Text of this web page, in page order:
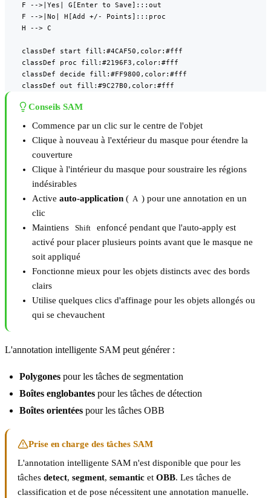
    F -->|Yes| G[Enter to Save]:::out
    F -->|No| H[Add +/- Points]:::proc
    H --> C
    classDef start fill:#4CAF50,color:#fff
    classDef proc fill:#2196F3,color:#fff
    classDef decide fill:#FF9800,color:#fff
    classDef out fill:#9C27B0,color:#fff
Conseils SAM
Commence par un clic sur le centre de l'objet
Clique à nouveau à l'extérieur du masque pour étendre la
couverture
Clique à l'intérieur du masque pour soustraire les régions
indésirables
Active auto-application ( A ) pour une annotation en un
clic
Maintiens
Shift
enfoncé pendant que l'auto-apply est
activé pour placer plusieurs points avant que le masque ne
soit appliqué
Fonctionne mieux pour les objets distincts avec des bords
clairs
Utilise quelques clics d'affinage pour les objets allongés ou
qui se chevauchent
L'annotation intelligente SAM peut générer :
Polygones pour les tâches de segmentation
Boîtes englobantes pour les tâches de détection
Boîtes orientées pour les tâches OBB
Prise en charge des tâches SAM
L'annotation intelligente SAM n'est disponible que pour les
tâches detect, segment, semantic et OBB. Les tâches de
classification et de pose nécessitent une annotation manuelle.